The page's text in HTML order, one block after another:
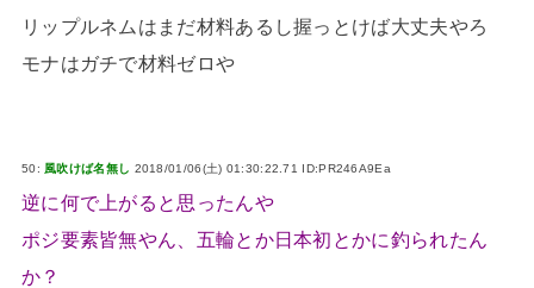
リップルネムはまだ材料あるし握っとけば大丈夫やろ
モナはガチで材料ゼロや
50: 風吹けば名無し 2018/01/06(土) 01:30:22.71 ID:PR246A9Ea
逆に何で上がると思ったんや
ポジ要素皆無やん、五輪とか日本初とかに釣られたん
か？